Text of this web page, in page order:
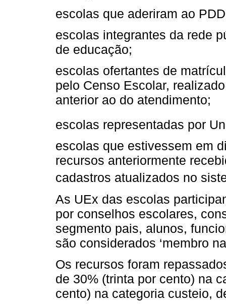
escolas que aderiram ao
escolas integrantes da rede
de educação;
escolas ofertantes de
pelo Censo Escolar,
anterior ao do atendimento;
escolas representadas por
escolas que estivessem em
recursos anteriormente
cadastros atualizados no
As UEx das escolas
por conselhos escolares,
segmento pais, alunos,
são considerados ‘membro
Os recursos foram
de 30% (trinta por cento) na
cento) na categoria custeio,